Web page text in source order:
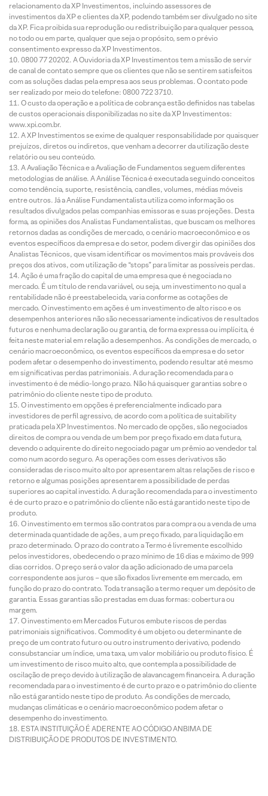
relacionamento da XP Investimentos, incluindo assessores de
investimentos da XP e clientes da XP, podendo também ser divulgado no site
da XP. Fica proibida sua reprodução ou redistribuição para qualquer pessoa,
no todo ou em parte, qualquer que seja o propósito, sem o prévio
consentimento expresso da XP Investimentos.
0800 77 20202. A Ouvidoria da XP Investimentos tem a missão de servir
de canal de contato sempre que os clientes que não se sentirem satisfeitos
com as soluções dadas pela empresa aos seus problemas. O contato pode
ser realizado por meio do telefone: 0800 722 3710.
O custo da operação e a política de cobrança estão definidos nas tabelas
de custos operacionais disponibilizadas no site da XP Investimentos:
www.xpi.com.br.
A XP Investimentos se exime de qualquer responsabilidade por quaisquer
prejuízos, diretos ou indiretos, que venham a decorrer da utilização deste
relatório ou seu conteúdo.
A Avaliação Técnica e a Avaliação de Fundamentos seguem diferentes
metodologias de análise. A Análise Técnica é executada seguindo conceitos
como tendência, suporte, resistência, candles, volumes, médias móveis
entre outros. Já a Análise Fundamentalista utiliza como informação os
resultados divulgados pelas companhias emissoras e suas projeções. Desta
forma, as opiniões dos Analistas Fundamentalistas, que buscam os melhores
retornos dadas as condições de mercado, o cenário macroeconômico e os
eventos específicos da empresa e do setor, podem divergir das opiniões dos
Analistas Técnicos, que visam identificar os movimentos mais prováveis dos
preços dos ativos, com utilização de “stops” para limitar as possíveis perdas.
Ação é uma fração do capital de uma empresa que é negociada no
mercado. É um título de renda variável, ou seja, um investimento no qual a
rentabilidade não é preestabelecida, varia conforme as cotações de
mercado. O investimento em ações é um investimento de alto risco e os
desempenhos anteriores não são necessariamente indicativos de resultados
futuros e nenhuma declaração ou garantia, de forma expressa ou implícita, é
feita neste material em relação a desempenhos. As condições de mercado, o
cenário macroeconômico, os eventos específicos da empresa e do setor
podem afetar o desempenho do investimento, podendo resultar até mesmo
em significativas perdas patrimoniais. A duração recomendada para o
investimento é de médio-longo prazo. Não há quaisquer garantias sobre o
patrimônio do cliente neste tipo de produto.
O investimento em opções é preferencialmente indicado para
investidores de perfil agressivo, de acordo com a política de suitability
praticada pela XP Investimentos. No mercado de opções, são negociados
direitos de compra ou venda de um bem por preço fixado em data futura,
devendo o adquirente do direito negociado pagar um prêmio ao vendedor tal
como num acordo seguro. As operações com esses derivativos são
consideradas de risco muito alto por apresentarem altas relações de risco e
retorno e algumas posições apresentarem a possibilidade de perdas
superiores ao capital investido. A duração recomendada para o investimento
é de curto prazo e o patrimônio do cliente não está garantido neste tipo de
produto.
O investimento em termos são contratos para compra ou a venda de uma
determinada quantidade de ações, a um preço fixado, para liquidação em
prazo determinado. O prazo do contrato a Termo é livremente escolhido
pelos investidores, obedecendo o prazo mínimo de 16 dias e máximo de 999
dias corridos. O preço será o valor da ação adicionado de uma parcela
correspondente aos juros – que são fixados livremente em mercado, em
função do prazo do contrato. Toda transação a termo requer um depósito de
garantia. Essas garantias são prestadas em duas formas: cobertura ou
margem.
O investimento em Mercados Futuros embute riscos de perdas
patrimoniais significativos. Commodity é um objeto ou determinante de
preço de um contrato futuro ou outro instrumento derivativo, podendo
consubstanciar um índice, uma taxa, um valor mobiliário ou produto físico. É
um investimento de risco muito alto, que contempla a possibilidade de
oscilação de preço devido à utilização de alavancagem financeira. A duração
recomendada para o investimento é de curto prazo e o patrimônio do cliente
não está garantido neste tipo de produto. As condições de mercado,
mudanças climáticas e o cenário macroeconômico podem afetar o
desempenho do investimento.
ESTA INSTITUIÇÃO É ADERENTE AO CÓDIGO ANBIMA DE
DISTRIBUIÇÃO DE PRODUTOS DE INVESTIMENTO.